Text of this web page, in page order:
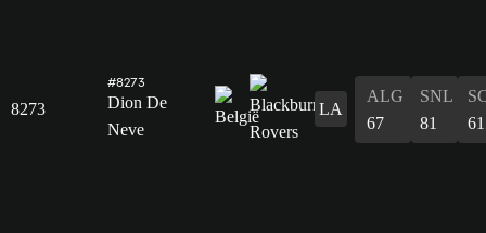
8273
#8273
Dion De
Neve
LA
ALG
67
SNL
81
61